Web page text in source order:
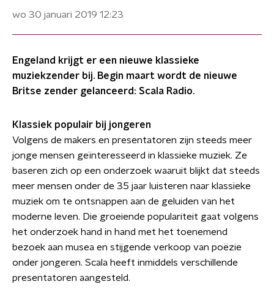
wo 30 januari 2019 12:23
Engeland krijgt er een nieuwe klassieke
muziekzender bij. Begin maart wordt de nieuwe
Britse zender gelanceerd: Scala Radio.
Klassiek populair bij jongeren
Volgens de makers en presentatoren zijn steeds meer
jonge mensen geïnteresseerd in klassieke muziek. Ze
baseren zich op een onderzoek waaruit blijkt dat steeds
meer mensen onder de 35 jaar luisteren naar klassieke
muziek om te ontsnappen aan de geluiden van het
moderne leven. Die groeiende populariteit gaat volgens
het onderzoek hand in hand met het toenemend
bezoek aan musea en stijgende verkoop van poëzie
onder jongeren. Scala heeft inmiddels verschillende
presentatoren aangesteld.